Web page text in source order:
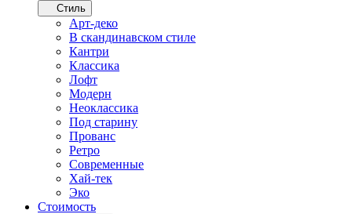
Стиль
Арт-деко
В скандинавском стиле
Кантри
Классика
Лофт
Модерн
Неоклассика
Под старину
Прованс
Ретро
Современные
Хай-тек
Эко
Стоимость